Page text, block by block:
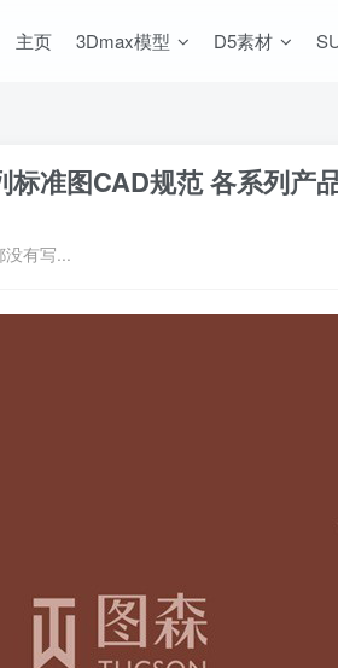
主页 3Dmax模型 D5素材
标准图CAD规范 各系列产
没有写...